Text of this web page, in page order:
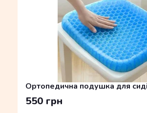
Ортопедична подушка для
550 грн